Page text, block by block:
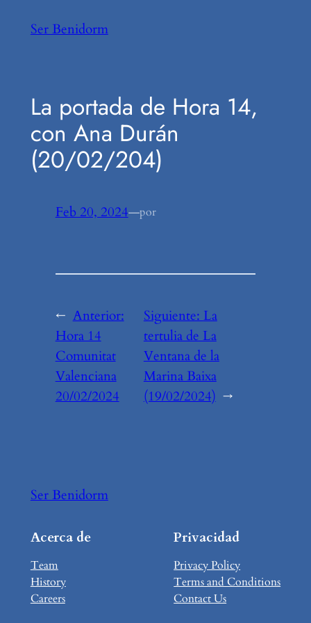
Ser Benidorm
La portada de Hora 14,
con Ana Durán
(20/02/204)
Feb 20, 2024—por
← Anterior:
Hora 14
Comunitat
Valenciana
20/02/2024
Siguiente: La
tertulia de La
Ventana de la
Marina Baixa
(19/02/2024) →
Ser Benidorm
Acerca de
Team
History
Careers
Privacidad
Privacy Policy
Terms and Conditions
Contact Us